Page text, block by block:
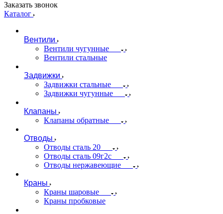
Заказать звонок
Каталог
Вентили
Вентили чугунные
Вентили стальные
Задвижки
Задвижки стальные
Задвижки чугунные
Клапаны
Клапаны обратные
Отводы
Отводы сталь 20
Отводы сталь 09г2с
Отводы нержавеющие
Краны
Краны шаровые
Краны пробковые